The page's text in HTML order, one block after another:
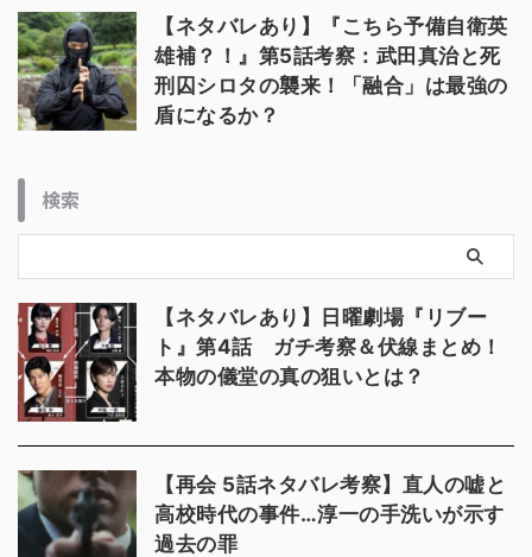
【ネタバレあり】『こちら予備自衛英
雄補？！』第5話考察：武田真治と死
刑囚シロタの襲来！「融合」は最強の
盾になるか？
検索
【ネタバレあり】日曜劇場『リブー
ト』第4話 ガチ考察＆伏線まとめ！
本物の儀堂の真の狙いとは？
【再会 5話ネタバレ考察】直人の嘘と
高校時代の事件…淳一の手洗いが示す
過去の罪